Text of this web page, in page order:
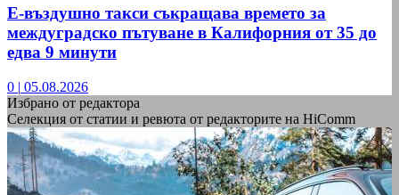
Е-въздушно такси съкращава времето за
междуградско пътуване в Калифорния от 35 до
едва 9 минути
0 | 05.08.2026
Избрано от редактора
Селекция от статии и ревюта от редакторите на HiComm